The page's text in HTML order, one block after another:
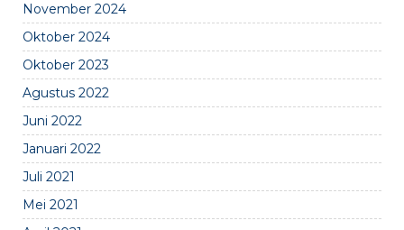
November 2024
Oktober 2024
Oktober 2023
Agustus 2022
Juni 2022
Januari 2022
Juli 2021
Mei 2021